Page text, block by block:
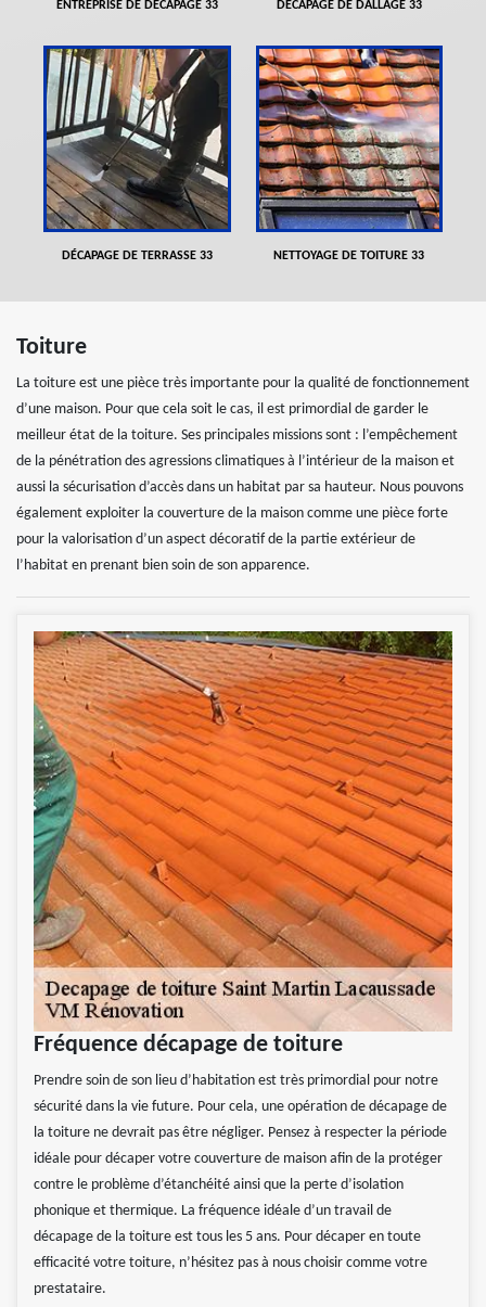
ENTREPRISE DE DÉCAPAGE 33 DÉCAPAGE DE DALLAGE 33
DÉCAPAGE DE TERRASSE 33 NETTOYAGE DE TOITURE 33
Toiture
La toiture est une pièce très importante pour la qualité de fonctionnement
d’une maison. Pour que cela soit le cas, il est primordial de garder le
meilleur état de la toiture. Ses principales missions sont : l’empêchement
de la pénétration des agressions climatiques à l’intérieur de la maison et
aussi la sécurisation d’accès dans un habitat par sa hauteur. Nous pouvons
également exploiter la couverture de la maison comme une pièce forte
pour la valorisation d’un aspect décoratif de la partie extérieur de
l’habitat en prenant bien soin de son apparence.
Fréquence décapage de toiture
Prendre soin de son lieu d’habitation est très primordial pour notre
sécurité dans la vie future. Pour cela, une opération de décapage de
la toiture ne devrait pas être négliger. Pensez à respecter la période
idéale pour décaper votre couverture de maison afin de la protéger
contre le problème d’étanchéité ainsi que la perte d’isolation
phonique et thermique. La fréquence idéale d’un travail de
décapage de la toiture est tous les 5 ans. Pour décaper en toute
efficacité votre toiture, n’hésitez pas à nous choisir comme votre
prestataire.